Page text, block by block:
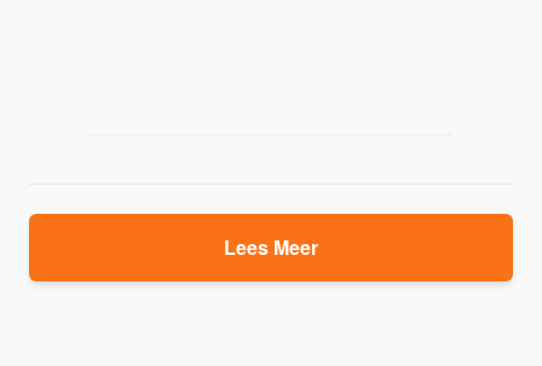
Lees Meer